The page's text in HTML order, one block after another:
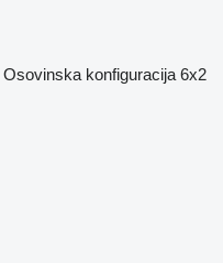
Osovinska konfiguracija 6x2